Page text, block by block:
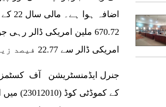
امریکی ڈالر سے 22.77 فیصد زیادہ ہے۔
جنرل ایڈمنسٹریشن آف کسٹمز
کے